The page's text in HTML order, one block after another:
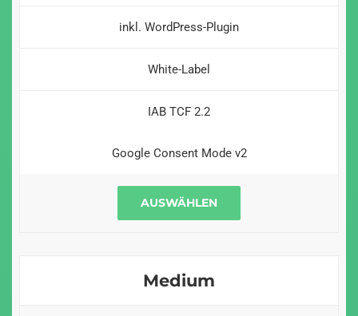
inkl. WordPress-Plugin
White-Label
IAB TCF 2.2
Google Consent Mode v2
AUSWÄHLEN
Medium